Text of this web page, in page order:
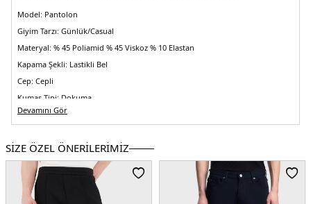
Model: Pantolon
Giyim Tarzı: Günlük/Casual
Materyal: % 45 Poliamid % 45 Viskoz % 10 Elastan
Kapama Şekli: Lastikli Bel
Cep: Cepli
Kumaş Tipi: Dokuma
Bel:Normal Bel
Paça Tipi:
Düz Paça
Kalıp Bilgisi:Regular Fit
Yaş Grubu:
Menşei:
Devamını Gör
SİZE ÖZEL ÖNERİLERİMİZ